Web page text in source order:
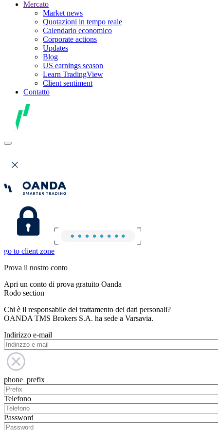
Mercato
Market news
Quotazioni in tempo reale
Calendario economico
Corporate actions
Updates
Blog
US earnings season
Learn TradingView
Client sentiment
Contatto
go to client zone
Prova il nostro conto
Apri un conto di prova gratuito Oanda
Rodo section
Chi è il responsabile del trattamento dei dati personali?
OANDA TMS Brokers S.A. ha sede a Varsavia.
Indirizzo e-mail
phone_prefix
Telefono
Password